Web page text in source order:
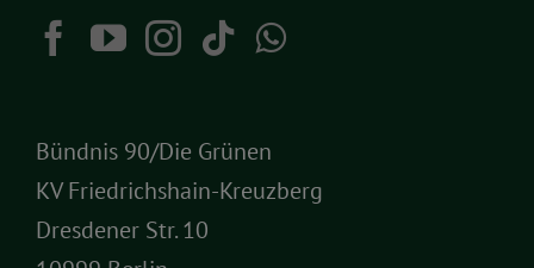
Bündnis 90/Die Grünen
KV Friedrichshain-Kreuzberg
Dresdener Str. 10